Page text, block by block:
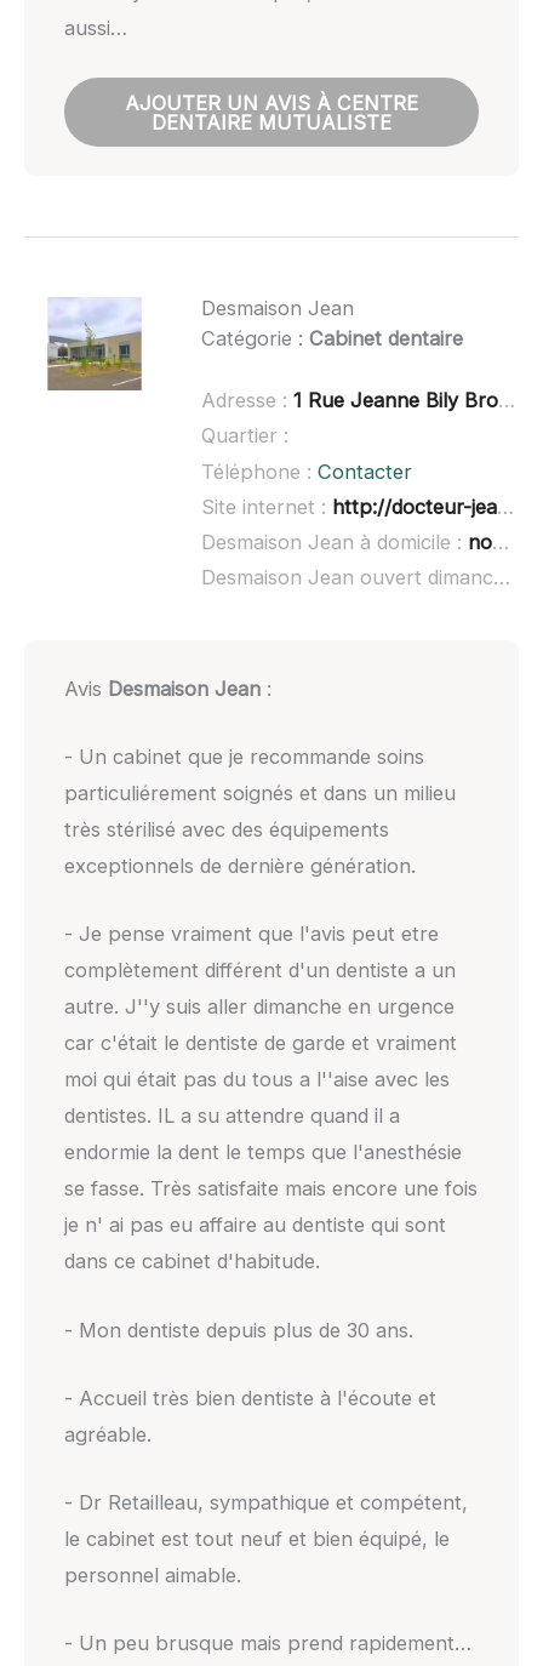
aussi…
AJOUTER UN AVIS À CENTRE
DENTAIRE MUTUALISTE
Desmaison Jean
Catégorie : Cabinet dentaire
Adresse : 1 Rue Jeanne Bily Brossard, 79000 Niort
Quartier :
Téléphone : Contacter
Site internet : http://docteur-jean-desmaison.chirurgiens-dentistes.fr/fr/contactez-nous
Desmaison Jean à domicile : non renseigné
Desmaison Jean ouvert dimanche :
Avis Desmaison Jean:
- Un cabinet que je recommande soins
particuliérement soignés et dans un milieu
très stérilisé avec des équipements
exceptionnels de dernière génération.
- Je pense vraiment que l'avis peut etre
complètement différent d'un dentiste a un
autre. J''y suis aller dimanche en urgence
car c'était le dentiste de garde et vraiment
moi qui était pas du tous a l''aise avec les
dentistes. IL a su attendre quand il a
endormie la dent le temps que l'anesthésie
se fasse. Très satisfaite mais encore une fois
je n' ai pas eu affaire au dentiste qui sont
dans ce cabinet d'habitude.
- Mon dentiste depuis plus de 30 ans.
- Accueil très bien dentiste à l'écoute et
agréable.
- Dr Retailleau, sympathique et compétent,
le cabinet est tout neuf et bien équipé, le
personnel aimable.
- Un peu brusque mais prend rapidement…